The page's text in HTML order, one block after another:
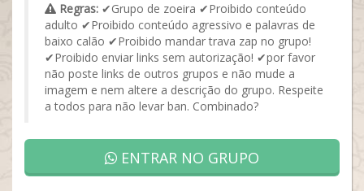
Regras: ✔Grupo de zoeira ✔Proibido conteúdo
adulto ✔Proibido conteúdo agressivo e palavras de
baixo calão ✔Proibido mandar trava zap no grupo!
✔Proibido enviar links sem autorização! ✔por favor
não poste links de outros grupos e não mude a
imagem e nem altere a descrição do grupo. Respeite
a todos para não levar ban. Combinado?
ENTRAR NO GRUPO